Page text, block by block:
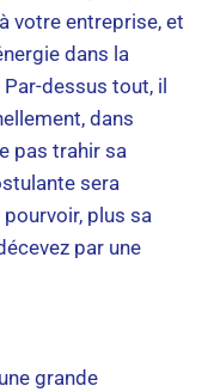
votre entreprise, et
dans la
dessus tout, il
dans
pas trahir sa
sera
plus sa
par une
grande